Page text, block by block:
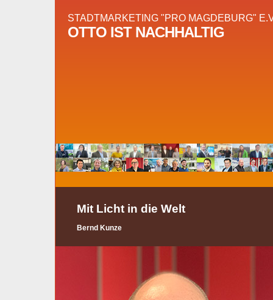
STADTMARKETING "PRO MAGDEBURG"
OTTO IST NACHHALTIG
Mit Licht in die Welt
Bernd Kunze